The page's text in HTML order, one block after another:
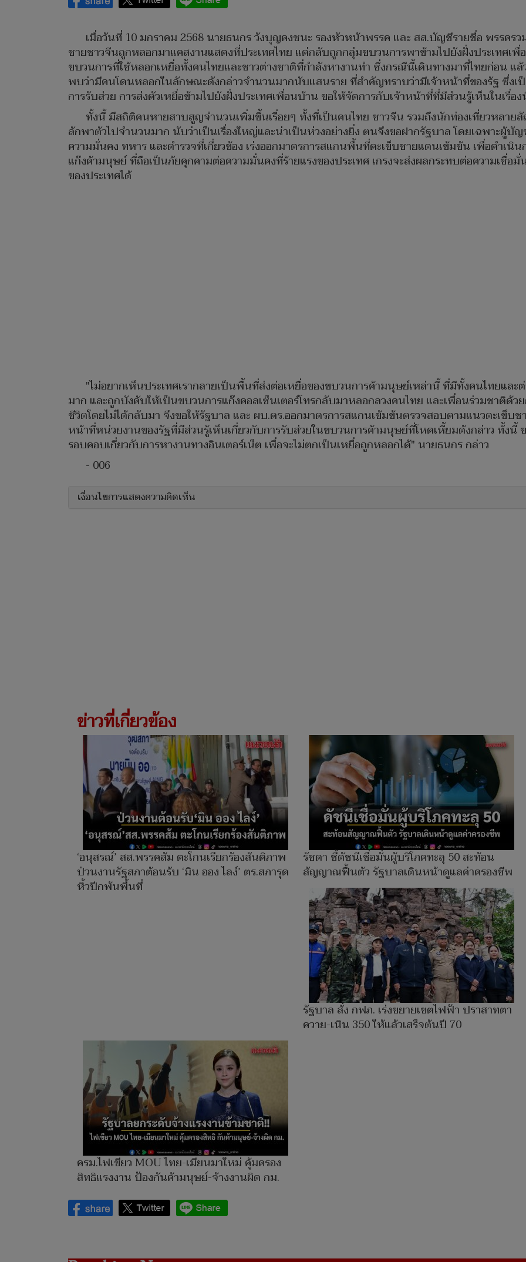
เมื่อวันที่ 10 มกราคม 2568 นายธนกร วังบุญคงชนะ รองหัวหน้าพรรค และ สส.บัญชีรายชื่อ พรรครว
ชายชาวจีนถูกหลอกมาแคสงานแสดงที่ประเทศไทย แต่กลับถูกกลุ่มขบวนการพาข้ามไปยังฝั่งประเทศเ
ขบวนการที่ใช้หลอกเหยื่อทั้งคนไทยและชาวต่างชาติที่กำลังหางานทำ ซึ่งกรณีนี้เดินทางมาที่ไทยก่อน แ
พบว่ามีคนโดนหลอกในลักษณะดังกล่าวจำนวนมากนับแสนราย ที่สำคัญทราบว่ามีเจ้าหน้าที่ของรัฐ ซึ่งเป็
การรับส่วย การส่งตัวเหยื่อข้ามไปยังฝั่งประเทศเพื่อนบ้าน ขอให้จัดการกับเจ้าหน้าที่ที่มีส่วนรู้เห็นในเรื่อ
ทั้งนี้ มีสถิติคนหายสาบสูญจำนวนเพิ่มขึ้นเรื่อยๆ ทั้งที่เป็นคนไทย ชาวจีน รวมถึงนักท่องเที่ยวหลา
ลักพาตัวไปจำนวนมาก นับว่าเป็นเรื่องใหญ่และน่าเป็นห่วงอย่างยิ่ง ตนจึงขอฝากรัฐบาล โดยเฉพาะผู้บั
ความมั่นคง ทหาร และตำรวจที่เกี่ยวข้อง เร่งออกมาตรการสแกนพื้นที่ตะเข็บชายแดนเข้มข้น เพื่อดำเนิ
แก๊งค้ามนุษย์ ที่ถือเป็นภัยคุกคามต่อความมั่นคงที่ร้ายแรงของประเทศ เกรงจะส่งผลกระทบต่อความเชื่อ
ของประเทศได้
"ไม่อยากเห็นประเทศเรากลายเป็นพื้นที่ส่งต่อเหยื่อของขบวนการค้ามนุษย์เหล่านี้ ที่มีทั้งคนไทยแล
มาก และถูกบังคับให้เป็นขบวนการแก๊งคอลเซ็นเตอร์โทรกลับมาหลอกลวงคนไทย และเพื่อนร่วมชาติด้ว
ชีวิตโดยไม่ได้กลับมา จึงขอให้รัฐบาล และ ผบ.ตร.ออกมาตรการสแกนเข้มข้นตรวจสอบตามแนวตะเข็บ
หน้าที่หน่วยงานของรัฐที่มีส่วนรู้เห็นเกี่ยวกับการรับส่วยในขบวนการค้ามนุษย์ที่โหดเหี้ยมดังกล่าว ทั้งนี้
รอบคอบเกี่ยวกับการหางานทางอินเตอร์เน็ต เพื่อจะไม่ตกเป็นเหยื่อถูกหลอกได้" นายธนกร กล่าว
- 006
เงื่อนไขการแสดงความคิดเห็น
ข่าวที่เกี่ยวข้อง
‘อนุสรณ์’ สส.พรรคส้ม ตะโกนเรียกร้องสันติภาพ
ป่วนงานรัฐสภาต้อนรับ ‘มิน ออง ไลง์’ ตร.สภารุด
หิ้วปีกพ้นพื้นที่
รัชดา ชี้ดัชนีเชื่อมั่นผู้บริโภคทะลุ 50 สะท้อน
สัญญาณฟื้นตัว รัฐบาลเดินหน้าดูแลค่าครองชีพ
รัฐบาล สั่ง กฟภ. เร่งขยายเขตไฟฟ้า ปราสาทตา
ควาย-เนิน 350 ให้แล้วเสร็จต้นปี 70
ครม.ไฟเขียว MOU ไทย-เมียนมาใหม่ คุ้มครอง
สิทธิแรงงาน ป้องกันค้ามนุษย์-จ้างงานผิด กม.